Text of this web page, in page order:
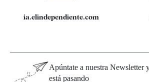
ia.elindependiente.com
Apúntate a nuestra Newsletter
está pasando